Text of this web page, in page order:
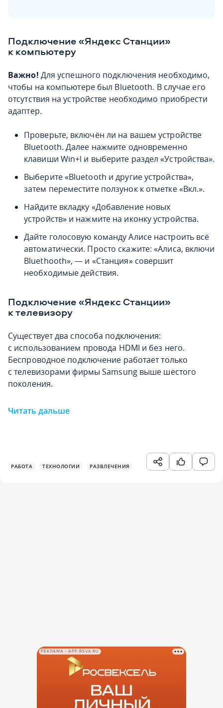
Подключение «Яндекс Станции»
к компьютеру
Важно! Для успешного подключения необходимо,
чтобы на компьютере был Bluetooth. В случае его
отсутствия на устройстве необходимо приобрести
адаптер.
Проверьте, включён ли на вашем устройстве
Bluetooth. Далее нажмите одновременно
клавиши Win+l и выберите раздел «Устройства».
Выберите «Bluetooth и другие устройства»,
затем переместите ползунок к отметке «Вкл.».
Найдите вкладку «Добавление новых
устройств» и нажмите на иконку устройства.
Дайте голосовую команду Алисе настроить всё
автоматически. Просто скажите: «Алиса, включи
Bluethooth», — и «Станция» совершит
необходимые действия.
Подключение «Яндекс Станции»
к телевизору
Существует два способа подключения:
с использованием провода HDMI и без него.
Беспроводное подключение работает только
с телевизорами фирмы Samsung выше шестого
поколения.
Читать дальше
РАБОТА ТЕХНОЛОГИИ РАЗВЛЕЧЕНИЯ
РЕКЛАМА • APP.RSVX.RU